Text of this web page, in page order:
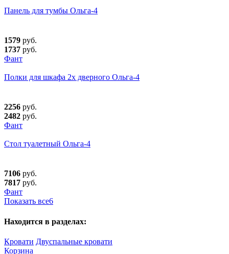
Панель для тумбы Ольга-4
1579 руб.
1737 руб.
Фант
Полки для шкафа 2х дверного Ольга-4
2256 руб.
2482 руб.
Фант
Стол туалетный Ольга-4
7106 руб.
7817 руб.
Фант
Показать все6
Находится в разделах:
Кровати Двуспальные кровати
Корзина